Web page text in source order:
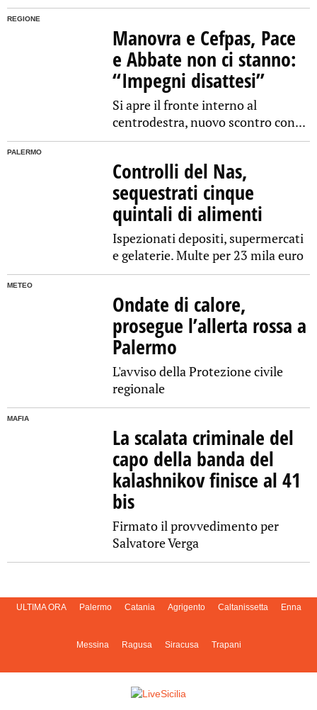
REGIONE
Manovra e Cefpas, Pace
e Abbate non ci stanno:
“Impegni disattesi”
Si apre il fronte interno al
centrodestra, nuovo scontro con...
PALERMO
Controlli del Nas,
sequestrati cinque
quintali di alimenti
Ispezionati depositi, supermercati
e gelaterie. Multe per 23 mila euro
METEO
Ondate di calore,
prosegue l’allerta rossa a
Palermo
L'avviso della Protezione civile
regionale
MAFIA
La scalata criminale del
capo della banda del
kalashnikov finisce al 41
bis
Firmato il provvedimento per
Salvatore Verga
ULTIMA ORA Palermo Catania Agrigento Caltanissetta Enna
Messina Ragusa Siracusa Trapani